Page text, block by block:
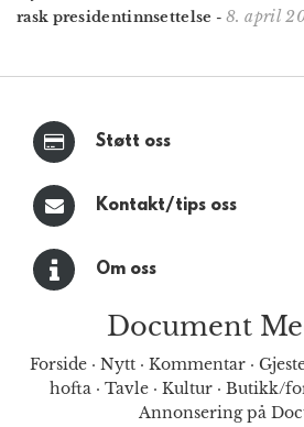
rask president­innsettelse - 8. april
Støtt oss
Kontakt/tips oss
Om oss
Document
Forside · Nytt · Kommentar ·
hofta· Tavle· Kultur· Butikk/
Annonsering på